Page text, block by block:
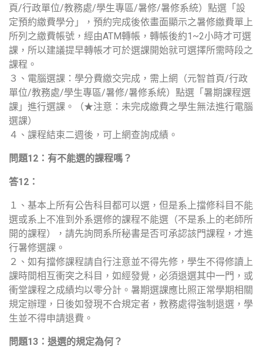
頁/行政單位/教務處/學生專區/暑修/暑修系統）點選「設
定預約繳費學分」，預約完成後依畫面顯示之暑修繳費單上
所列之繳費帳號，經由ATM轉帳，轉帳後約1~2小時才可選
課，所以建議提早轉帳才可於選課開始就可選擇所需時段之
課程。
３、電腦選課：學分費繳交完成，需上網（元智首頁/行政
單位/教務處/學生專區/暑修/暑修系統）點選「暑期課程選
課」進行選課。（★注意：未完成繳費之學生無法進行電腦
選課）
４、課程結束二週後，可上網查詢成績。
問題12 ：有不能選的課程嗎？
答12 ：
１、基本上所有公告科目都可以選，但是系上擋修科目不能
選或系上不准到外系選修的課程不能選（不是系上的老師所
開的課程），請先詢問系所秘書是否可承認該門課程，才進
行暑修選課。
２、如有擋修課程請自行注意並不得先修，學生不得修讀上
課時間相互衝突之科目，如經發覺，必須退選其中一門，或
衝堂課程之成績均以零分計。暑期選課應比照正常學期相關
規定辦理，日後如發現不合規定者，教務處得強制退選，學
生並不得申請退費。
問題13 ：退選的規定為何？